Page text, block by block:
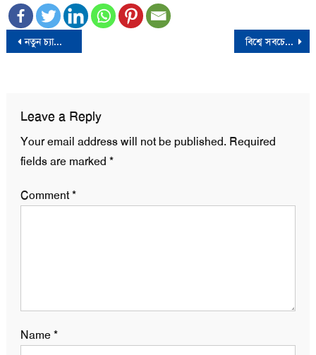
Post
নতুন চ্যালেঞ্জের মুখে দেশের অর্থনীতি বিশ্বে সবচেয়ে দূষিত বাতাস ঢাকায়
Leave a Reply
Your email address will not be published. Required
fields are marked *
Comment*
Name*